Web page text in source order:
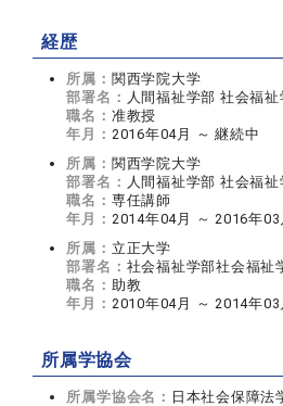
経歴
所属： 関西学院大学
部署名： 人間福祉学部 社会福祉
職名： 准教授
年月： 2016年04月 ～ 継続中
所属： 関西学院大学
部署名： 人間福祉学部 社会福祉
職名： 専任講師
年月： 2014年04月 ～ 2016年03
所属： 立正大学
部署名： 社会福祉学部社会福祉
職名： 助教
年月： 2010年04月 ～ 2014年03
所属学協会
所属学協会名： 日本社会保障法